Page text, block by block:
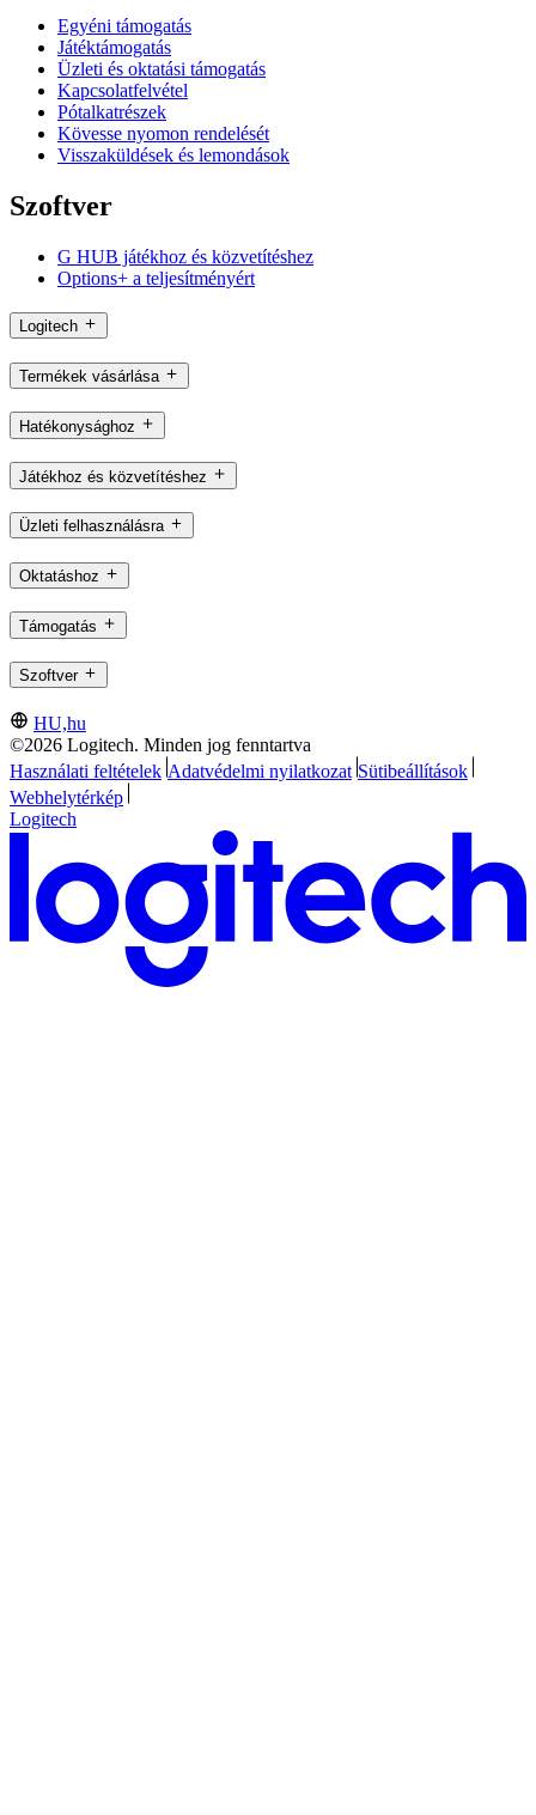
Egyéni támogatás
Játéktámogatás
Üzleti és oktatási támogatás
Kapcsolatfelvétel
Pótalkatrészek
Kövesse nyomon rendelését
Visszaküldések és lemondások
Szoftver
G HUB játékhoz és közvetítéshez
Options+ a teljesítményért
Logitech
Termékek vásárlása
Hatékonysághoz
Játékhoz és közvetítéshez
Üzleti felhasználásra
Oktatáshoz
Támogatás
Szoftver
HU,hu
©2026 Logitech. Minden jog fenntartva
Használati feltételek Adatvédelmi nyilatkozat Sütibeállítások
Webhelytérkép
Logitech